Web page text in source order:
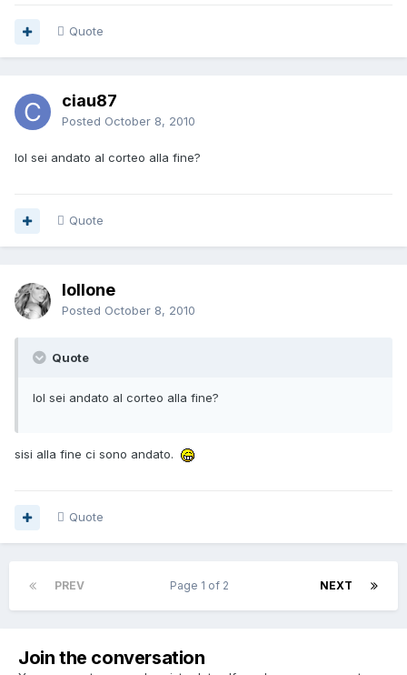
Quote
ciau87
Posted October 8, 2010
lol sei andato al corteo alla fine?
Quote
lollone
Posted October 8, 2010
Quote
lol sei andato al corteo alla fine?
sisi alla fine ci sono andato.
Quote
PREV NEXT
Page 1 of 2
Join the conversation